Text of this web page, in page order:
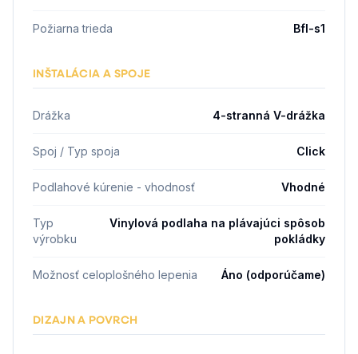
Požiarna trieda Bfl-s1
INŠTALÁCIA A SPOJE
Drážka 4-stranná V-drážka
Spoj / Typ spoja Click
Podlahové kúrenie - vhodnosť Vhodné
Typ
výrobku
Vinylová podlaha na plávajúci spôsob
pokládky
Možnosť celoplošného lepenia Áno (odporúčame)
DIZAJN A POVRCH